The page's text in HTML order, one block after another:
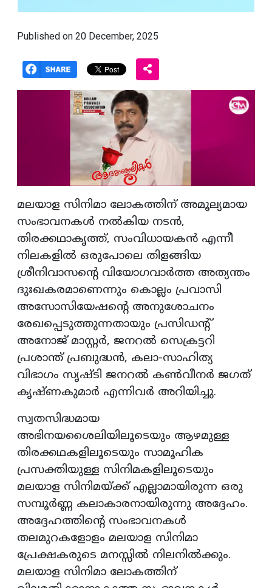
Published on 20 December, 2025
മലയാള സിനിമാ ലോകത്തിന് അമൂല്യമായ
സംഭാവനകള്‍ നല്‍കിയ നടന്‍,
തിരക്കഥാകൃത്ത്, സംവിധായകന്‍ എന്നീ
നിലകളില്‍ ഒരുപോലെ തിളങ്ങിയ
ശ്രീനിവാസന്റെ വിയോഗവാര്‍ത്ത അത്യന്തം
ദുഃഖകരമാണെന്നും കൊല്ലം പ്രവാസി
അസോസിയേഷന്റെ അനുശോചനം
രേഖപ്പെടുത്തുന്നതായും പ്രസിഡന്റ്
അനോജ് മാസ്റ്റര്‍, ജനറല്‍ സെക്രട്ടറി
പ്രശാന്ത് പ്രബുദ്ധന്‍, കലാ-സാഹിത്യ
വിഭാഗം സൃഷ്ടി ജനറല്‍ കണ്‍വീനര്‍ ജഗത്
കൃഷ്ണകുമാര്‍ എന്നിവര്‍ അറിയിച്ചു.
സ്വതസിദ്ധമായ
അഭിനയശൈലിയിലൂടെയും ആഴമുള്ള
തിരക്കഥകളിലൂടെയും സാമൂഹിക
പ്രസക്തിയുള്ള സിനിമകളിലൂടെയും
മലയാള സിനിമയ്ക്ക് എല്ലാമായിരുന്ന ഒരു
സമ്പൂര്‍ണ്ണ കലാകാരനായിരുന്നു അദ്ദേഹം.
അദ്ദേഹത്തിന്റെ സംഭാവനകള്‍
തലമുറകളോളം മലയാള സിനിമാ
പ്രേക്ഷകരുടെ മനസ്സില്‍ നിലനില്‍ക്കും.
മലയാള സിനിമാ ലോകത്തിന്